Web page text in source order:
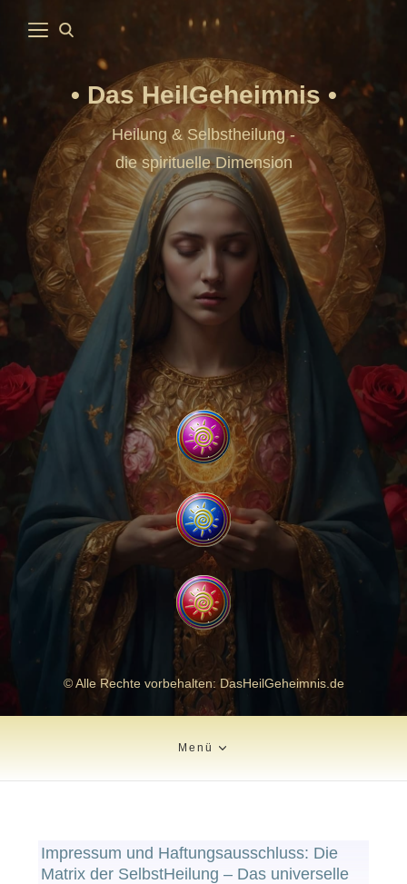
Das HeilGeheimnis
Heilung & Selbstheilung -
die spirituelle Dimension
© Alle Rechte vorbehalten: DasHeilGeheimnis.de
Menü
Impressum und Haftungsausschluss: Die
Matrix der SelbstHeilung – Das universelle